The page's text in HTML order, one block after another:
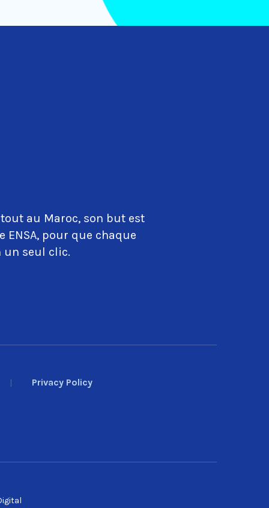
au Maroc, son but est
ENSA, pour que chaque
seul clic.
Privacy Policy